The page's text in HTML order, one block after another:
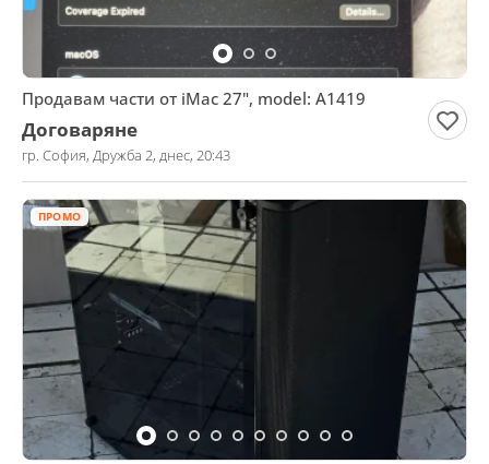
Продавам части от iMac 27", model: А1419
Договаряне
гр. София, Дружба 2, днес, 20:43
ПРОМО